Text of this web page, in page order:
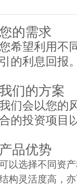
您的需求
希望利用不
引的利息回报
们的方案
们会以您的
的投资项目
产品优势
以选择不同资
构灵活度高，